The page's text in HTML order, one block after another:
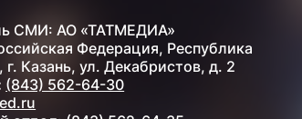
СМИ: АО «ТАТМЕДИА»
Федерация, Республика
г. Казань, ул. Декабристов, д. 2
(843) 562-64-30